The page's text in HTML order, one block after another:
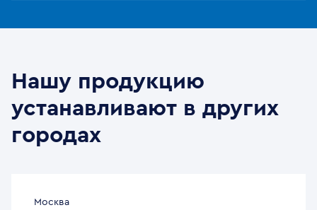
Нашу продукцию
устанавливают в других
городах
Москва